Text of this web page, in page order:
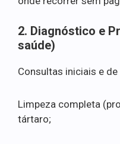
2. Diagnóstico e
saúde)
Consultas iniciais e de
Limpeza completa
tártaro;